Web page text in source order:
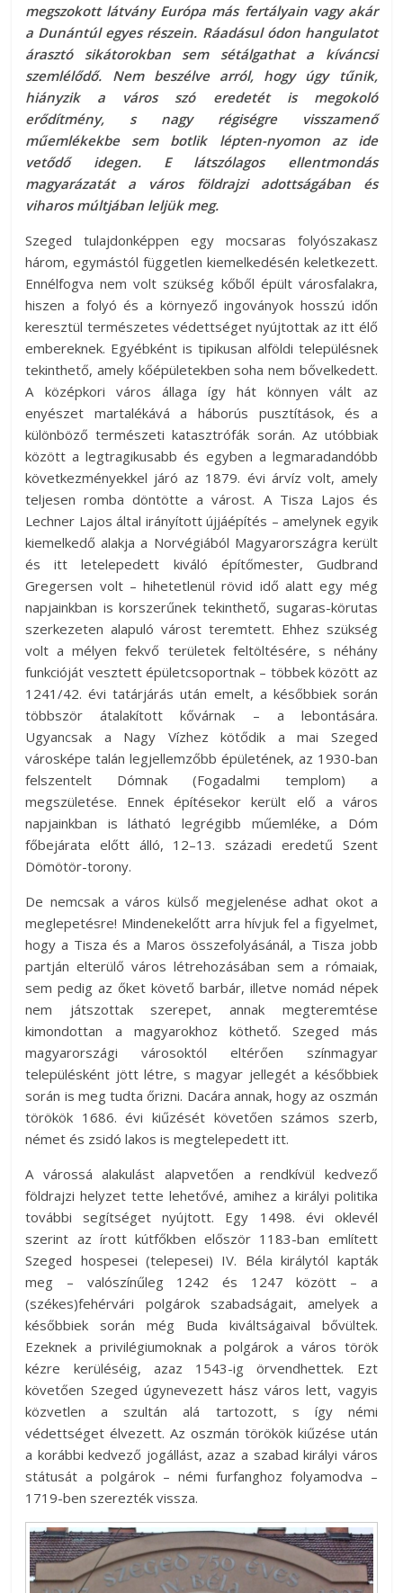
megszokott látvány Európa más fertályain vagy akár
a Dunántúl egyes részein. Ráadásul ódon hangulatot
árasztó sikátorokban sem sétálgathat a kíváncsi
szemlélődő. Nem beszélve arról, hogy úgy tűnik,
hiányzik a város szó eredetét is megokoló
erődítmény, s nagy régiségre visszamenő
műemlékekbe sem botlik lépten-nyomon az ide
vetődő idegen. E látszólagos ellentmondás
magyarázatát a város földrajzi adottságában és
viharos múltjában leljük meg.
Szeged tulajdonképpen egy mocsaras folyószakasz
három, egymástól független kiemelkedésén keletkezett.
Ennélfogva nem volt szükség kőből épült városfalakra,
hiszen a folyó és a környező ingoványok hosszú időn
keresztül természetes védettséget nyújtottak az itt élő
embereknek. Egyébként is tipikusan alföldi településnek
tekinthető, amely kőépületekben soha nem bővelkedett.
A középkori város állaga így hát könnyen vált az
enyészet martalékává a háborús pusztítások, és a
különböző természeti katasztrófák során. Az utóbbiak
között a legtragikusabb és egyben a legmaradandóbb
következményekkel járó az 1879. évi árvíz volt, amely
teljesen romba döntötte a várost. A Tisza Lajos és
Lechner Lajos által irányított újjáépítés – amelynek egyik
kiemelkedő alakja a Norvégiából Magyarországra került
és itt letelepedett kiváló építőmester, Gudbrand
Gregersen volt – hihetetlenül rövid idő alatt egy még
napjainkban is korszerűnek tekinthető, sugaras-körutas
szerkezeten alapuló várost teremtett. Ehhez szükség
volt a mélyen fekvő területek feltöltésére, s néhány
funkcióját vesztett épületcsoportnak – többek között az
1241/42. évi tatárjárás után emelt, a későbbiek során
többször átalakított kővárnak – a lebontására.
Ugyancsak a Nagy Vízhez kötődik a mai Szeged
városképe talán legjellemzőbb épületének, az 1930-ban
felszentelt Dómnak (Fogadalmi templom) a
megszületése. Ennek építésekor került elő a város
napjainkban is látható legrégibb műemléke, a Dóm
főbejárata előtt álló, 12–13. századi eredetű Szent
Dömötör-torony.
De nemcsak a város külső megjelenése adhat okot a
meglepetésre! Mindenekelőtt arra hívjuk fel a figyelmet,
hogy a Tisza és a Maros összefolyásánál, a Tisza jobb
partján elterülő város létrehozásában sem a rómaiak,
sem pedig az őket követő barbár, illetve nomád népek
nem játszottak szerepet, annak megteremtése
kimondottan a magyarokhoz köthető. Szeged más
magyarországi városoktól eltérően színmagyar
településként jött létre, s magyar jellegét a későbbiek
során is meg tudta őrizni. Dacára annak, hogy az oszmán
törökök 1686. évi kiűzését követően számos szerb,
német és zsidó lakos is megtelepedett itt.
A várossá alakulást alapvetően a rendkívül kedvező
földrajzi helyzet tette lehetővé, amihez a királyi politika
további segítséget nyújtott. Egy 1498. évi oklevél
szerint az írott kútfőkben először 1183-ban említett
Szeged hospesei (telepesei) IV. Béla királytól kapták
meg – valószínűleg 1242 és 1247 között – a
(székes)fehérvári polgárok szabadságait, amelyek a
későbbiek során még Buda kiváltságaival bővültek.
Ezeknek a privilégiumoknak a polgárok a város török
kézre kerüléséig, azaz 1543-ig örvendhettek. Ezt
követően Szeged úgynevezett hász város lett, vagyis
közvetlen a szultán alá tartozott, s így némi
védettséget élvezett. Az oszmán törökök kiűzése után
a korábbi kedvező jogállást, azaz a szabad királyi város
státusát a polgárok – némi furfanghoz folyamodva –
1719-ben szerezték vissza.